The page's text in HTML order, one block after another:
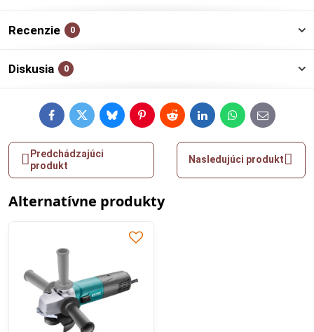
Recenzie 0
Diskusia 0
FacebookTwitterBlueskyPinterestRedditLinkedInWhatsApp
E-
mail
Predchádzajúci
produkt
Nasledujúci produkt
Alternatívne produkty